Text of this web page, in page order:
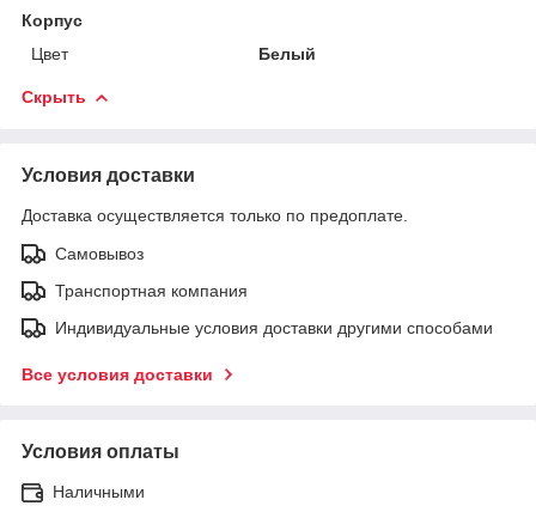
Корпус
Цвет
Белый
Скрыть
Условия доставки
Доставка осуществляется только по предоплате.
Самовывоз
Транспортная компания
Индивидуальные условия доставки другими способами
Все условия доставки
Условия оплаты
Наличными